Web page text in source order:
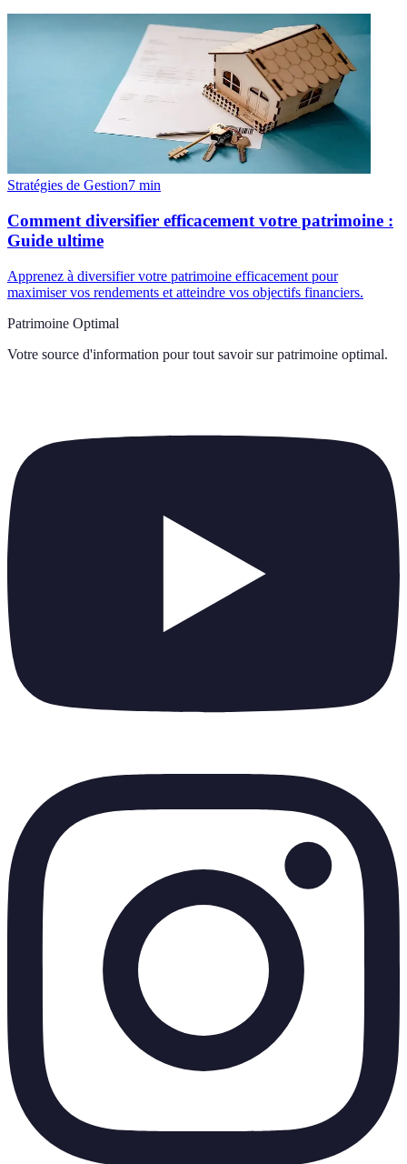
Stratégies de Gestion7 min
Comment diversifier efficacement votre patrimoine :
Guide ultime
Apprenez à diversifier votre patrimoine efficacement pour
maximiser vos rendements et atteindre vos objectifs financiers.
Patrimoine Optimal
Votre source d'information pour tout savoir sur patrimoine optimal.